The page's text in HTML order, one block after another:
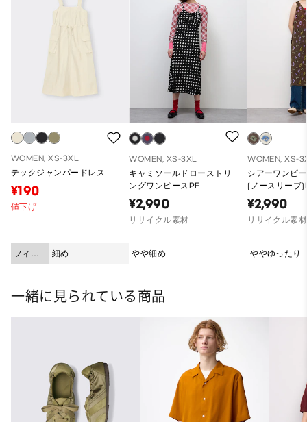
WOMEN, XS-3XL
テックジャンパードレス
¥190
値下げ
フィッ
ト
細め
WOMEN, XS-3XL
キャミソールドローストリ
ングワンピースPF
¥2,990
リサイクル素材
やや細め
WOMEN, XS-
シアーワンピ
(ノースリーブ
¥2,990
リサイクル素材
ややゆったり
一緒に見られている商品